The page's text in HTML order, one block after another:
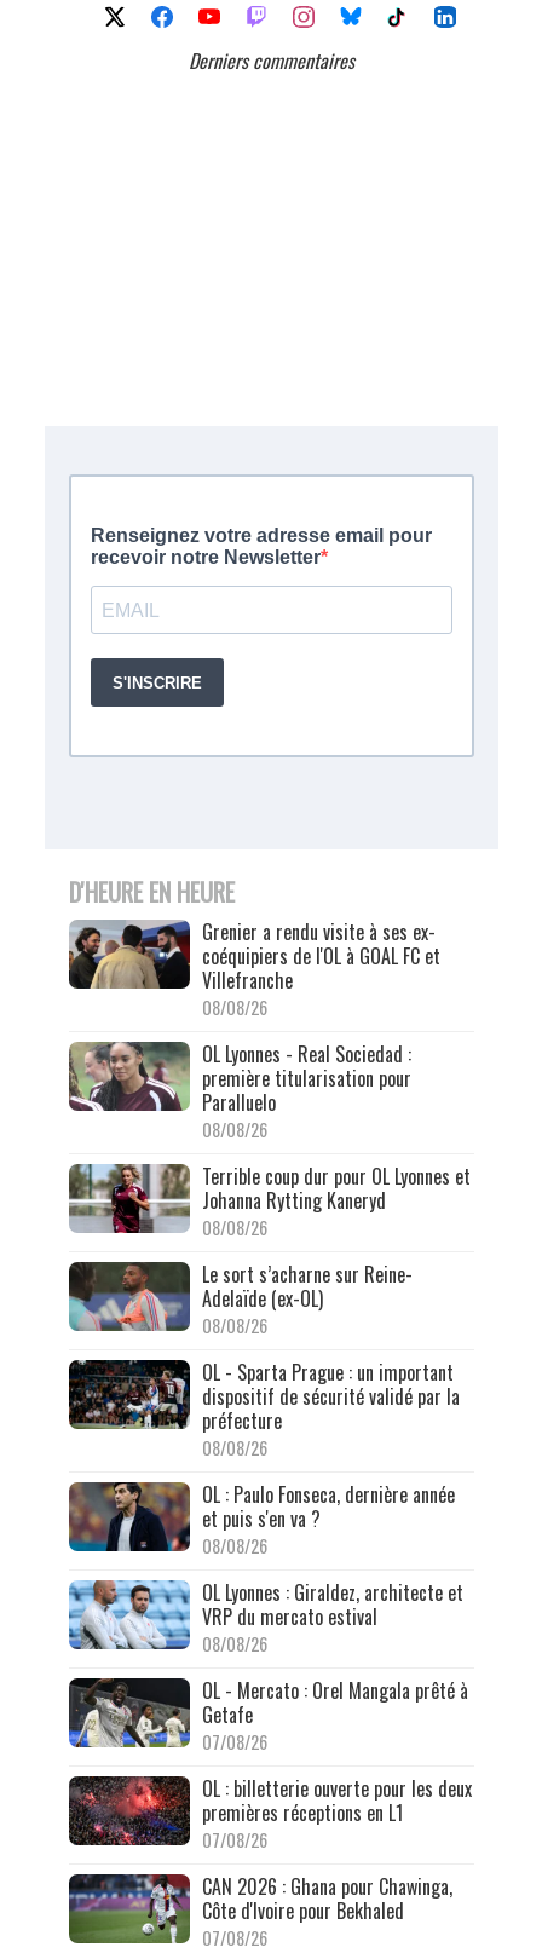
Derniers commentaires
D'HEURE EN HEURE
Grenier a rendu visite à ses ex-
coéquipiers de l'OL à GOAL FC et
Villefranche
08/08/26
OL Lyonnes - Real Sociedad :
première titularisation pour
Paralluelo
08/08/26
Terrible coup dur pour OL Lyonnes et
Johanna Rytting Kaneryd
08/08/26
Le sort s’acharne sur Reine-
Adelaïde (ex-OL)
08/08/26
OL - Sparta Prague : un important
dispositif de sécurité validé par la
préfecture
08/08/26
OL : Paulo Fonseca, dernière année
et puis s'en va ?
08/08/26
OL Lyonnes : Giraldez, architecte et
VRP du mercato estival
08/08/26
OL - Mercato : Orel Mangala prêté à
Getafe
07/08/26
OL : billetterie ouverte pour les deux
premières réceptions en L1
07/08/26
CAN 2026 : Ghana pour Chawinga,
Côte d'Ivoire pour Bekhaled
07/08/26